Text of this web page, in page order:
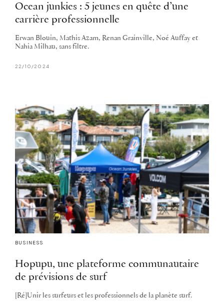
Ocean junkies : 5 jeunes en quête d’une
carrière professionnelle
Erwan Blouin, Mathis Azam, Renan Grainville, Noé Auffay et
Nahia Milhau, sans filtre.
22/10/2024
BUSINESS
Hopupu, une plateforme communautaire
de prévisions de surf
[Ré]Unir les surfeurs et les professionnels de la planète surf.